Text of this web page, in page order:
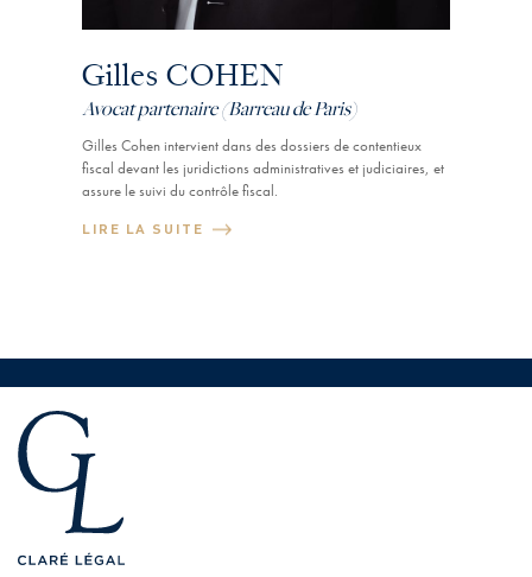
Gilles COHEN
Avocat partenaire (Barreau de Paris)
Gilles Cohen intervient dans des dossiers de contentieux
fiscal devant les juridictions administratives et judiciaires, et
assure le suivi du contrôle fiscal.
LIRE LA SUITE